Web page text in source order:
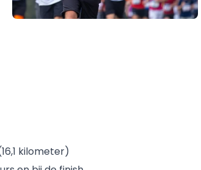
kilometer)